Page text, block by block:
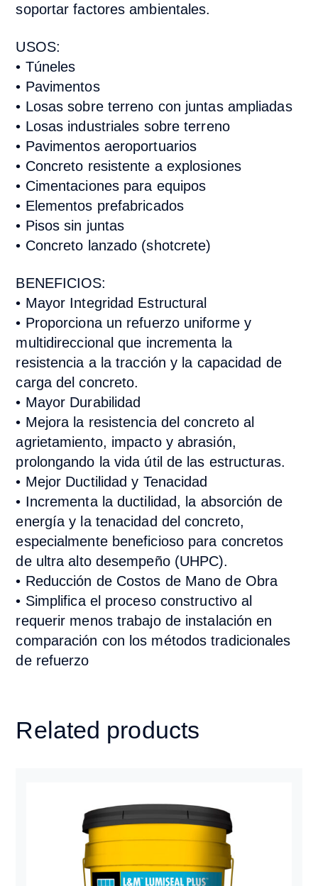
soportar factores ambientales.
USOS:
• Túneles
• Pavimentos
• Losas sobre terreno con juntas ampliadas
• Losas industriales sobre terreno
• Pavimentos aeroportuarios
• Concreto resistente a explosiones
• Cimentaciones para equipos
• Elementos prefabricados
• Pisos sin juntas
• Concreto lanzado (shotcrete)
BENEFICIOS:
• Mayor Integridad Estructural
• Proporciona un refuerzo uniforme y
multidireccional que incrementa la
resistencia a la tracción y la capacidad de
carga del concreto.
• Mayor Durabilidad
• Mejora la resistencia del concreto al
agrietamiento, impacto y abrasión,
prolongando la vida útil de las estructuras.
• Mejor Ductilidad y Tenacidad
• Incrementa la ductilidad, la absorción de
energía y la tenacidad del concreto,
especialmente beneficioso para concretos
de ultra alto desempeño (UHPC).
• Reducción de Costos de Mano de Obra
• Simplifica el proceso constructivo al
requerir menos trabajo de instalación en
comparación con los métodos tradicionales
de refuerzo
Related products